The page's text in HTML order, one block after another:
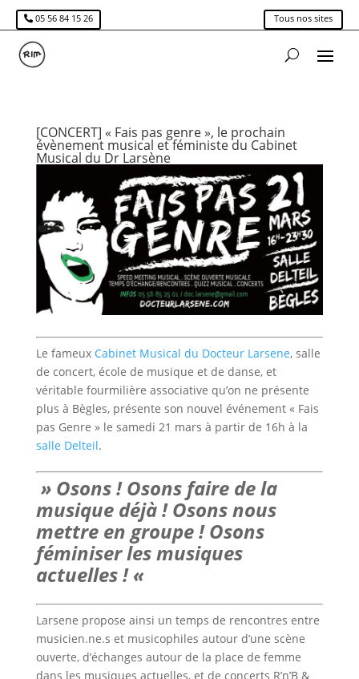
05 56 84 15 26 Tous nos sites
[CONCERT] « Fais pas genre », le prochain
évènement musical et féministe du Cabinet
Musical du Dr Larsène
Le fameux Cabinet Musical du Docteur Larsene, salle
de concert, école de musique et de danse, et
véritable fourmilière associative qu’on ne présente
plus à Bègles, présente son nouvel événement « Fais
pas Genre » le samedi 21 mars à partir de 16h à la
salle Delteil.
» Osons ! Osons faire de la
musique déjà ! Osons nous
mettre en groupe ! Osons
féminiser les musiques
actuelles ! «
Larsene propose ainsi un temps de rencontres entre
musicien.ne.s et musicophiles autour d’une scène
ouverte, d’échanges autour de la place de femme
dans les musiques actuelles, et de concerts R’n’B &